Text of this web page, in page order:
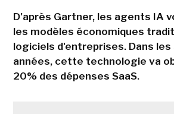
D'après Gartner, les agents IA
les modèles économiques
logiciels d'entreprises. Dans les
années, cette technologie va
20% des dépenses SaaS.